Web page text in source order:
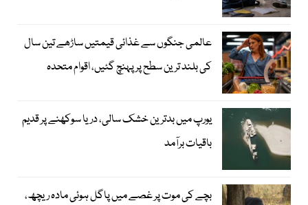
عالمی جنگوں سے غذائی قیمتیں ساڑھے تین سال
کی بلند ترین سطح پر پہنچ گئیں، اقوام متحدہ
یورپ میں بدترین خشک سالی، دریا سوکھنے پر قدیم
باقیات برآمد
بچے کی موت پر غصے میں پاگل ہوئی مادہ ریچھ،